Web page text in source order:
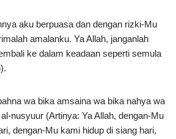
aku berpuasa dan dengan rizki-Mu
amalanku. Ya Allah, janganlah
ke dalam keadaan seperti semula
wa bika amsaina wa bika nahya wa
nusyuur (Artinya: Ya Allah, dengan-Mu
dengan-Mu kami hidup di siang hari,